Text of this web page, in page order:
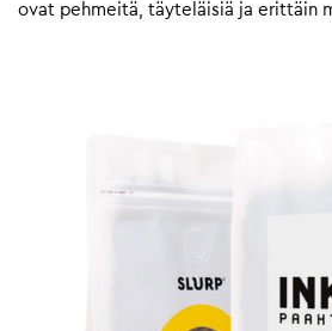
ovat pehmeitä, täyteläisiä ja erittäin